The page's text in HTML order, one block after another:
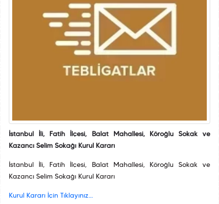
İstanbul İli, Fatih İlçesi, Balat Mahallesi, Köroğlu Sokak ve
Kazancı Selim Sokağı Kurul Kararı
İstanbul İli, Fatih İlçesi, Balat Mahallesi, Köroğlu Sokak ve
Kazancı Selim Sokağı Kurul Kararı
Kurul Kararı İçin Tıklayınız...